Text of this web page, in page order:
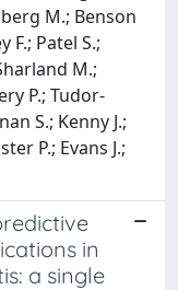
M.; Benson
F.; Patel S.;
M.;
P.; Tudor-
S.; Kenny J.;
P.; Evans J.;
in
a single